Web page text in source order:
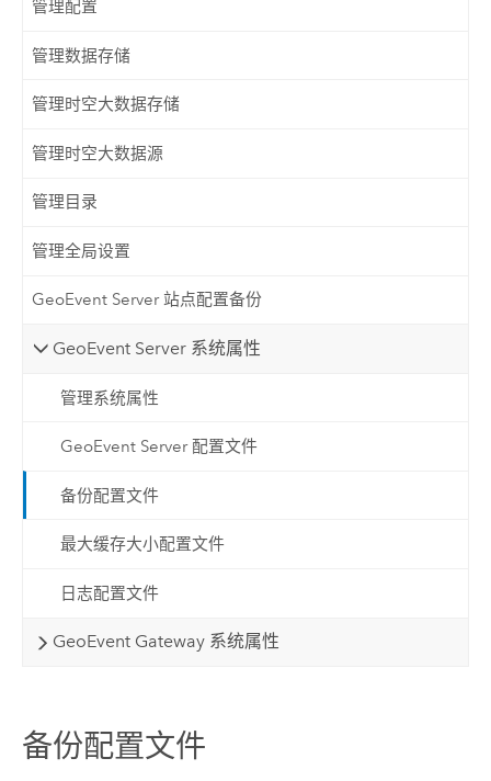
管理配置
管理数据存储
管理时空大数据存储
管理时空大数据源
管理目录
管理全局设置
GeoEvent Server 站点配置备份
GeoEvent Server 系统属性
管理系统属性
GeoEvent Server 配置文件
备份配置文件
最大缓存大小配置文件
日志配置文件
GeoEvent Gateway 系统属性
备份配置文件